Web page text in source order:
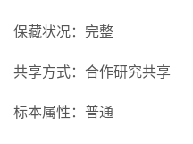
保藏状况：完整
共享方式：合作研究共享
标本属性：普通